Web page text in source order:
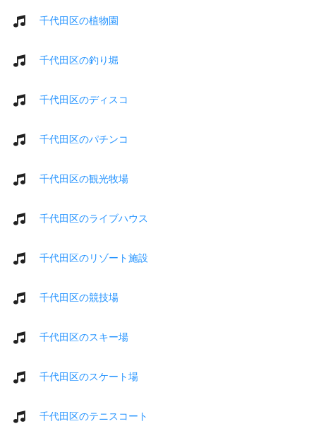
千代田区の植物園
千代田区の釣り堀
千代田区のディスコ
千代田区のパチンコ
千代田区の観光牧場
千代田区のライブハウス
千代田区のリゾート施設
千代田区の競技場
千代田区のスキー場
千代田区のスケート場
千代田区のテニスコート